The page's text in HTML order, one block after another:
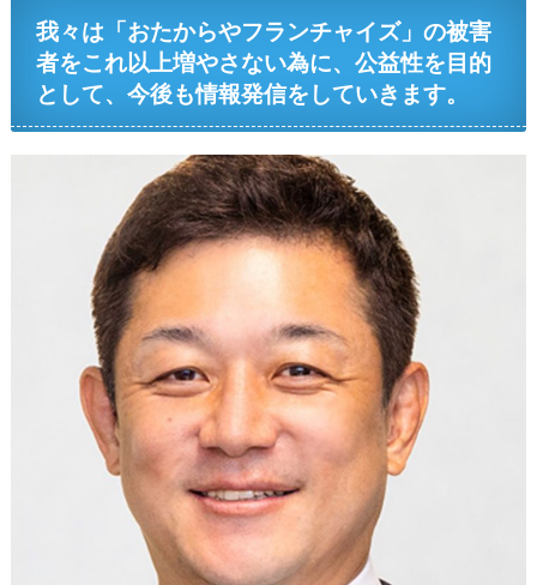
我々は「おたからやフランチャイズ」の被害
者をこれ以上増やさない為に、公益性を目的
として、今後も情報発信をしていきます。